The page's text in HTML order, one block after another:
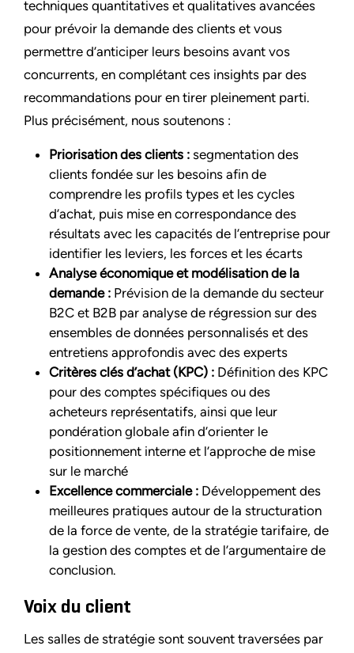
techniques quantitatives et qualitatives avancées
pour prévoir la demande des clients et vous
permettre d’anticiper leurs besoins avant vos
concurrents, en complétant ces insights par des
recommandations pour en tirer pleinement parti.
Plus précisément, nous soutenons :
Priorisation des clients : segmentation des
clients fondée sur les besoins afin de
comprendre les profils types et les cycles
d’achat, puis mise en correspondance des
résultats avec les capacités de l’entreprise pour
identifier les leviers, les forces et les écarts
Analyse économique et modélisation de la
demande : Prévision de la demande du secteur
B2C et B2B par analyse de régression sur des
ensembles de données personnalisés et des
entretiens approfondis avec des experts
Critères clés d’achat (KPC) : Définition des KPC
pour des comptes spécifiques ou des
acheteurs représentatifs, ainsi que leur
pondération globale afin d’orienter le
positionnement interne et l’approche de mise
sur le marché
Excellence commerciale : Développement des
meilleures pratiques autour de la structuration
de la force de vente, de la stratégie tarifaire, de
la gestion des comptes et de l’argumentaire de
conclusion.
Voix du client
Les salles de stratégie sont souvent traversées par